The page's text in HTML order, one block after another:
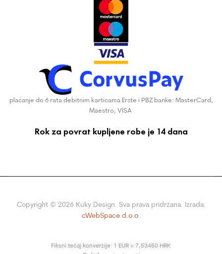
plaćanje do 6 rata debitnim karticama Erste i PBZ banke: MasterCard,
Maestro, VISA
Rok za povrat kupljene robe je 14 dana
Copyright © 2026Kuky Design. Sva prava pridržana. Izrada:
cWebSpace d.o.o.
Fiksni tečaj konverzije: 1 EUR = 7,53450 HRK